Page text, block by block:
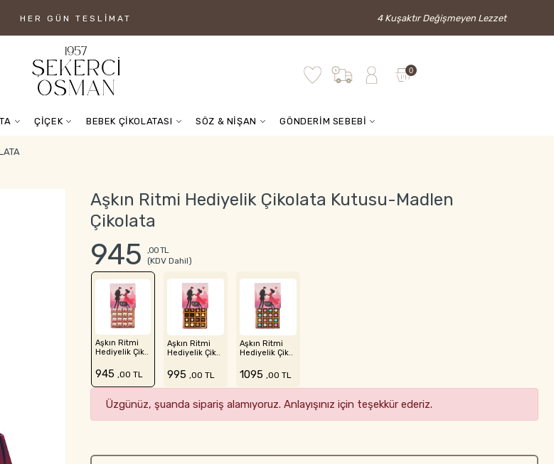
HER GÜN TESLIMAT 4 Kuşaktır Değişmeyen Lezzet
0
ÇİÇEK BEBEK ÇİKOLATASI SÖZ & NİŞAN GÖNDERİM SEBEBİ
Aşkın Ritmi Hediyelik Çikolata Kutusu-Madlen
Çikolata
945
,00 TL
(KDV Dahil)
Aşkın Ritmi
Hediyelik Çik..
945 ,00 TL
Aşkın Ritmi
Hediyelik Çik..
995 ,00 TL
Aşkın Ritmi
Hediyelik Çik..
1095 ,00 TL
Üzgünüz, şuanda sipariş alamıyoruz. Anlayışınız için teşekkür ederiz.